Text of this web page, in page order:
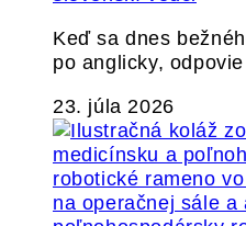
Keď sa dnes
po anglicky,
23. júla 2026